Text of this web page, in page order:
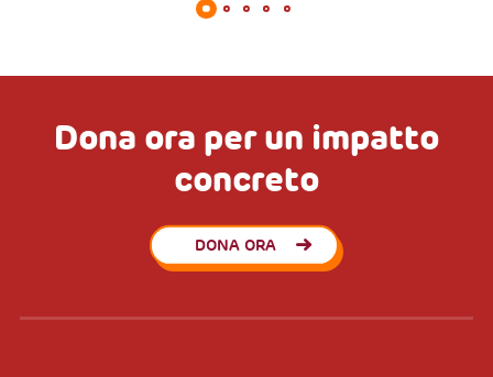
Dona ora per un impatto
concreto
DONA ORA